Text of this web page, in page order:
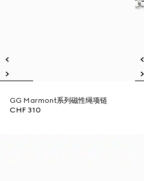
GG Marmont系列磁性绳项链
CHF 310